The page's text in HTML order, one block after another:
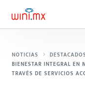
NOTICIAS
BIENESTAR INTEGRAL
TRAVÉS DE SERVICIOS